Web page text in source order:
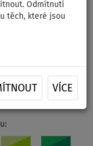
Odmítnutí
těch, které jsou
VÍCE
užít opravdu